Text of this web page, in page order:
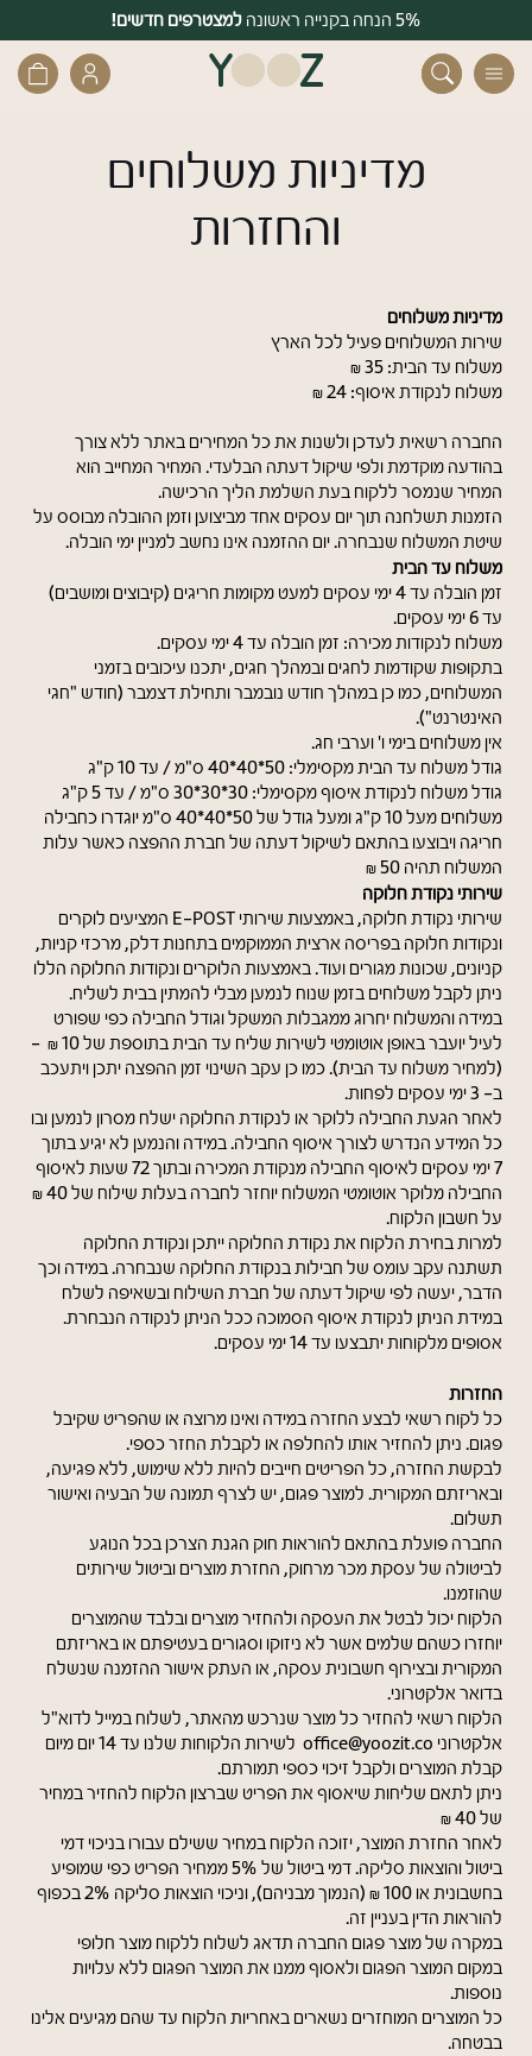
דלג לסרגל הניווטמשלוחים חינם בקנייה מעל 399 ₪ 5% הנחה בקנייה ראשונה למצטרפים חדשים!
חזרה
יופי וטיפוח אישי
בחוץ וקמפינג
כוסות ובקבוקים
מארזים
חזרה
חלונית
פתיחת
חלונית
כבר רשומים? התחברו
זכור אותי
משתמש חדש/אורח
להרשמה
מדיניות משלוחים
והחזרות
מדיניות משלוחים
שירות המשלוחים פעיל לכל הארץ
משלוח עד הבית: 35 ₪
משלוח לנקודת איסוף: 24 ₪
החברה רשאית לעדכן ולשנות את כל המחירים באתר ללא צורך
בהודעה מוקדמת ולפי שיקול דעתה הבלעדי. המחיר המחייב הוא
המחיר שנמסר ללקוח בעת השלמת הליך הרכישה.
הזמנות תשלחנה תוך יום עסקים אחד מביצוען וזמן ההובלה מבוסס על
שיטת המשלוח שנבחרה. יום ההזמנה אינו נחשב למניין ימי הובלה.
משלוח עד הבית
זמן הובלה עד 4 ימי עסקים למעט מקומות חריגים (קיבוצים ומושבים)
עד 6 ימי עסקים.
משלוח לנקודות מכירה: זמן הובלה עד 4 ימי עסקים.
בתקופות שקודמות לחגים ובמהלך חגים, יתכנו עיכובים בזמני
המשלוחים, כמו כן במהלך חודש נובמבר ותחילת דצמבר (חודש "חגי
האינטרנט").
אין משלוחים בימי ו' וערבי חג.
גודל משלוח עד הבית מקסימלי: 50*40*40 ס"מ / עד 10 ק"ג
גודל משלוח לנקודת איסוף מקסימלי: 30*30*30 ס"מ / עד 5 ק"ג
משלוחים מעל 10 ק"ג ומעל גודל של 50*40*40 ס"מ יוגדרו כחבילה
חריגה ויבוצעו בהתאם לשיקול דעתה של חברת ההפצה כאשר עלות
המשלוח תהיה 50 ₪
שירותי נקודת חלוקה
שירותי נקודת חלוקה, באמצעות שירותי E-POST המציעים לוקרים
ונקודות חלוקה בפריסה ארצית הממוקמים בתחנות דלק, מרכזי קניות,
קניונים, שכונות מגורים ועוד. באמצעות הלוקרים ונקודות החלוקה הללו
ניתן לקבל משלוחים בזמן שנוח לנמען מבלי להמתין בבית לשליח.
במידה והמשלוח יחרוג ממגבלות המשקל וגודל החבילה כפי שפורט
לעיל יועבר באופן אוטומטי לשירות שליח עד הבית בתוספת של 10 ₪ -
(למחיר משלוח עד הבית). כמו כן עקב השינוי זמן ההפצה יתכן ויתעכב
ב- 3 ימי עסקים לפחות.
לאחר הגעת החבילה ללוקר או לנקודת החלוקה ישלח מסרון לנמען ובו
כל המידע הנדרש לצורך איסוף החבילה. במידה והנמען לא יגיע בתוך
7 ימי עסקים לאיסוף החבילה מנקודת המכירה ובתוך 72 שעות לאיסוף
החבילה מלוקר אוטומטי המשלוח יוחזר לחברה בעלות שילוח של 40 ₪
על חשבון הלקוח.
למרות בחירת הלקוח את נקודת החלוקה ייתכן ונקודת החלוקה
תשתנה עקב עומס של חבילות בנקודת החלוקה שנבחרה. במידה וכך
הדבר, יעשה לפי שיקול דעתה של חברת השילוח ובשאיפה לשלח
במידת הניתן לנקודת איסוף הסמוכה ככל הניתן לנקודה הנבחרת.
אסופים מלקוחות יתבצעו עד 14 ימי עסקים.
החזרות
כל לקוח רשאי לבצע החזרה במידה ואינו מרוצה או שהפריט שקיבל
פגום. ניתן להחזיר אותו להחלפה או לקבלת החזר כספי.
לבקשת החזרה, כל הפריטים חייבים להיות ללא שימוש, ללא פגיעה,
ובאריזתם המקורית. למוצר פגום, יש לצרף תמונה של הבעיה ואישור
תשלום.
החברה פועלת בהתאם להוראות חוק הגנת הצרכן בכל הנוגע
לביטולה של עסקת מכר מרחוק, החזרת מוצרים וביטול שירותים
שהוזמנו.
הלקוח יכול לבטל את העסקה ולהחזיר מוצרים ובלבד שהמוצרים
יוחזרו כשהם שלמים אשר לא ניזוקו וסגורים בעטיפתם או באריזתם
המקורית ובצירוף חשבונית עסקה, או העתק אישור ההזמנה שנשלח
בדואר אלקטרוני.
הלקוח רשאי להחזיר כל מוצר שנרכש מהאתר, לשלוח במייל לדוא"ל
אלקטרוני office@yoozit.co לשירות הלקוחות שלנו עד 14 יום מיום
קבלת המוצרים ולקבל זיכוי כספי תמורתם.
ניתן לתאם שליחות שיאסוף את הפריט שברצון הלקוח להחזיר במחיר
של 40 ₪
לאחר החזרת המוצר, יזוכה הלקוח במחיר ששילם עבורו בניכוי דמי
ביטול והוצאות סליקה. דמי ביטול של 5% ממחיר הפריט כפי שמופיע
בחשבונית או 100 ₪ (הנמוך מבניהם), וניכוי הוצאות סליקה 2% בכפוף
להוראות הדין בעניין זה.
במקרה של מוצר פגום החברה תדאג לשלוח ללקוח מוצר חלופי
במקום המוצר הפגום ולאסוף ממנו את המוצר הפגום ללא עלויות
נוספות.
כל המוצרים המוחזרים נשארים באחריות הלקוח עד שהם מגיעים אלינו
בבטחה.